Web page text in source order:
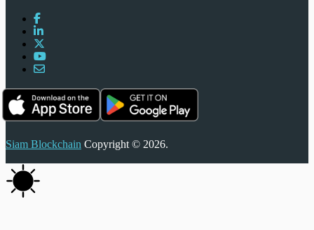
Siam Blockchain Copyright © 2026.